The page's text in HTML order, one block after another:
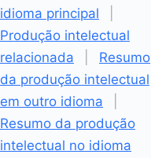
idioma principal
Produção intelectual
relacionada
Resumo
da produção intelectual
em outro idioma
Resumo da produção
intelectual no idioma